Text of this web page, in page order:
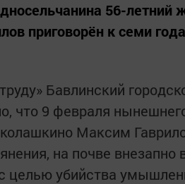
56-летний
приговорён к семи
Бавлинский
что 9 февраля
Максим
на почве
целью убийства